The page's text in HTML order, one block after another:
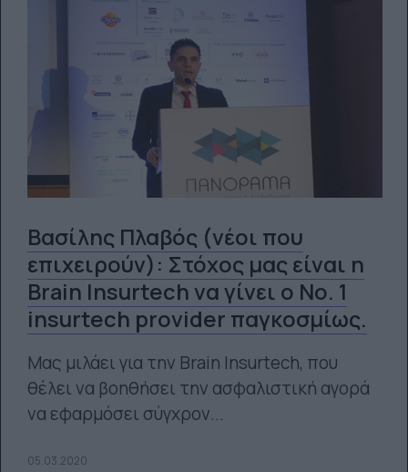
Βασίλης Πλαβός (νέοι που
επιχειρούν): Στόχος μας είναι η
Brain Insurtech να γίνει ο Νο. 1
insurtech provider παγκοσμίως.
Μας μιλάει για την Brain Insurtech, που
θέλει να βοηθήσει την ασφαλιστική αγορά
να εφαρμόσει σύγχρον...
05.03.2020